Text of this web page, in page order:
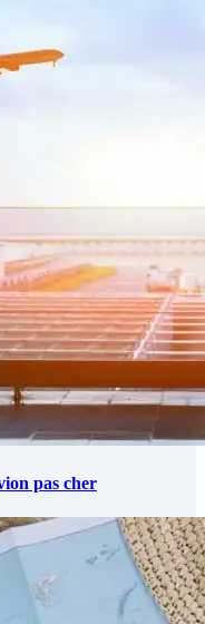
pas cher